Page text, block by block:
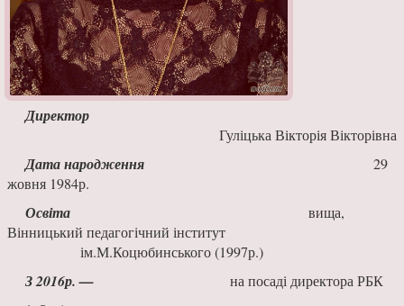
Директор
Гуліцька Вікторія Вікторівна
Дата народження
29
жовня 1984р.
Освіта
вища,
Вінницький педагогічний інститут
ім.М.Коцюбинського (1997р.)
З 2016р. — на посаді директора РБК